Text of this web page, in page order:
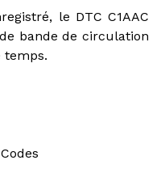
le DTC C1AAC
bande de circulation
temps.